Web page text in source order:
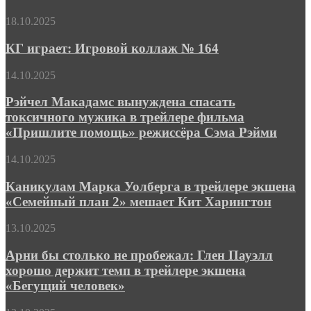
классики
жанра
мобильная
условно-
КГ
Игровой
коллаж
№
164
18.10.2025
КГ играет: Игровой коллаж № 164
Рэйчел
вынуждена
токсичного
мужика
трейлере
«Пришлите
помощь»
Сэма
14.10.2025
Рэйчел Макадамс вынуждена спасать
токсичного мужика в трейлере фильма
«Пришлите помощь» режиссёра Сэма Рэйми
Каникулам
Уолберга
в
трейлере
«Семейный
2»
мешает
Кит
Харингтон
14.10.2025
Каникулам Марка Уолберга в трейлере экшена
«Семейный план 2» мешает Кит Харингтон
Арни
столько
не
пробежал:
Глен
13.10.2025
Арни бы столько не пробежал: Глен Пауэлл
хорошо держит темп в трейлере экшена
«Бегущий человек»